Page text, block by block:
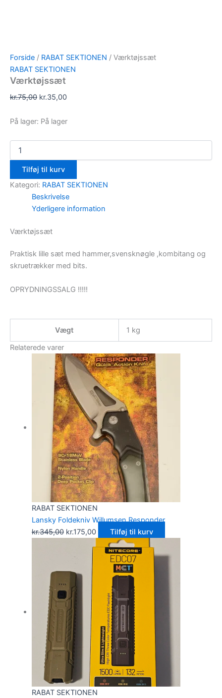
Forside / RABAT SEKTIONEN / Værktøjssæt
RABAT SEKTIONEN
Værktøjssæt
kr.75,00 kr.35,00
På lager: På lager
Tilføj til kurv
Kategori: RABAT SEKTIONEN
Beskrivelse
Yderligere information
Værktøjssæt
Praktisk lille sæt med hammer,svensknøgle ,kombitang og
skruetrækker med bits.
OPRYDNINGSSALG !!!!!
Vægt
1 kg
Relaterede varer
RABAT SEKTIONEN
Lansky Foldekniv Willumsen Responder
kr.345,00 kr.175,00 Tilføj til kurv
RABAT SEKTIONEN